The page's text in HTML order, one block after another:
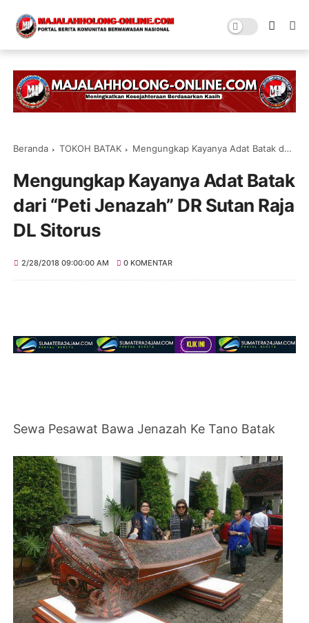
Beranda TOKOH BATAK Mengungkap Kayanya Adat Batak dari “Peti Jenazah” DR Sutan Raja DL Sitorus
Mengungkap Kayanya Adat Batak
dari “Peti Jenazah” DR Sutan Raja
DL Sitorus
2/28/2018 09:00:00 AM 0 KOMENTAR
Sewa Pesawat Bawa Jenazah Ke Tano Batak